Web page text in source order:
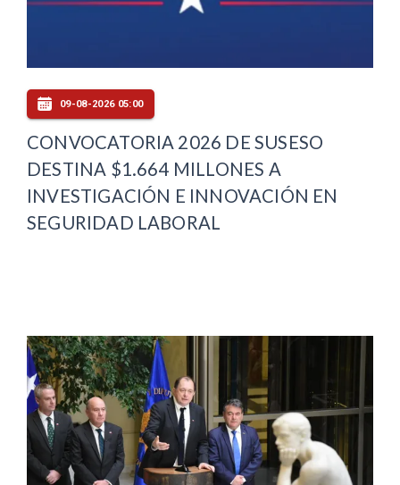
09-08-2026 05:00
CONVOCATORIA 2026 DE SUSESO
DESTINA $1.664 MILLONES A
INVESTIGACIÓN E INNOVACIÓN EN
SEGURIDAD LABORAL